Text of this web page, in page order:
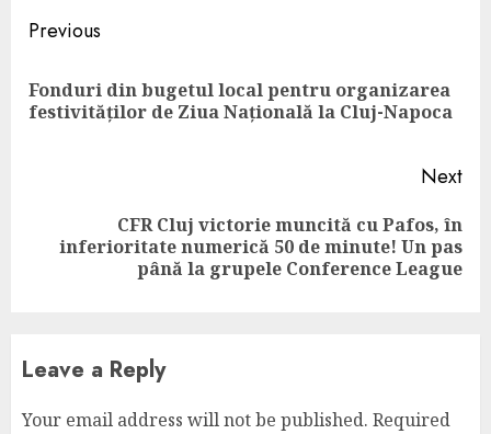
Continue
Reading
Previous
Fonduri din bugetul local pentru organizarea
festivităților de Ziua Națională la Cluj-Napoca
Next
Next
CFR Cluj victorie muncită cu Pafos, în
inferioritate numerică 50 de minute! Un pas
până la grupele Conference League
Leave a Reply
Your email address will not be published. Required